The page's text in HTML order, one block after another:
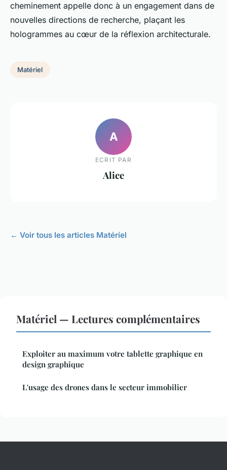
cheminement appelle donc à un engagement dans de
nouvelles directions de recherche, plaçant les
hologrammes au cœur de la réflexion architecturale.
Matériel
A
ECRIT PAR
Alice
← Voir tous les articles Matériel
Matériel — Lectures complémentaires
Exploiter au maximum votre tablette graphique en
design graphique
L'usage des drones dans le secteur immobilier